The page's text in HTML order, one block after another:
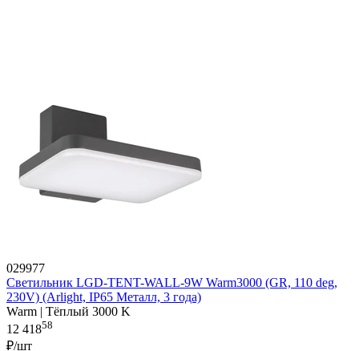
029977
Светильник LGD-TENT-WALL-9W Warm3000 (GR, 110 deg,
230V) (Arlight, IP65 Металл, 3 года)
Warm | Тёплый 3000 K
12 41858
₽/шт